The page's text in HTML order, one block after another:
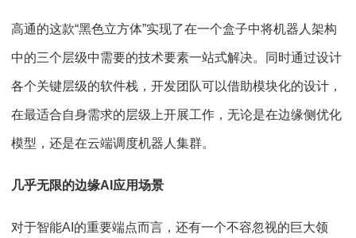
高通的这款“黑色立方体”实现了在一个盒子中将机器人架构
中的三个层级中需要的技术要素一站式解决。同时通过设计
各个关键层级的软件栈，开发团队可以借助模块化的设计，
在最适合自身需求的层级上开展工作，无论是在边缘侧优化
模型，还是在云端调度机器人集群。
几乎无限的边缘AI应用场景
对于智能AI的重要端点而言，还有一个不容忽视的巨大领